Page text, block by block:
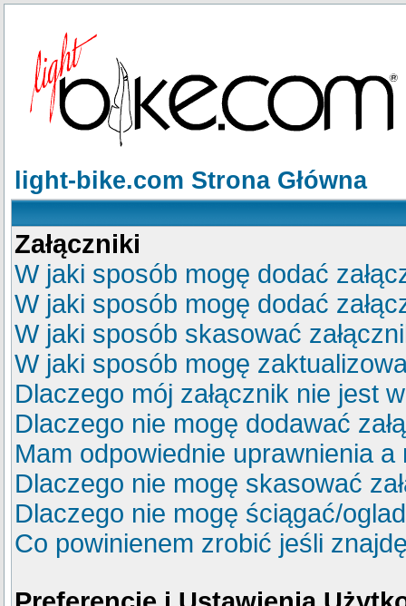
light-bike.com Strona Główna
Załączniki
W jaki sposób mogę dodać
W jaki sposób mogę dodać
W jaki sposób skasować
W jaki sposób mogę
Dlaczego mój załącznik nie jest
Dlaczego nie mogę dodawać
Mam odpowiednie uprawnienia
Dlaczego nie mogę skasować
Dlaczego nie mogę ściągać/
Co powinienem zrobić jeśli